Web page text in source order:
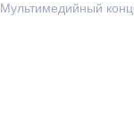
Мультимедийный